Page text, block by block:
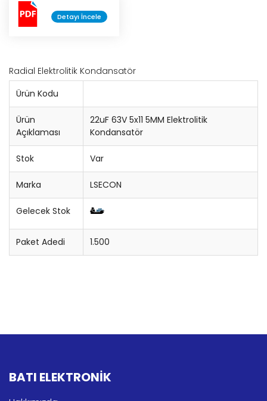
Konnektör
Trimpot
Sigorta
Potansiyometre
Cihaz Düğmesi
Bobin
Lehim Teli
Detayı İncele
Radial Elektrolitik Kondansatör
Ürün Kodu
Ürün
Açıklaması
22uF 63V 5x11 5MM Elektrolitik
Kondansatör
Stok Var
Marka LSECON
Gelecek Stok
Paket Adedi 1.500
BATI ELEKTRONİK